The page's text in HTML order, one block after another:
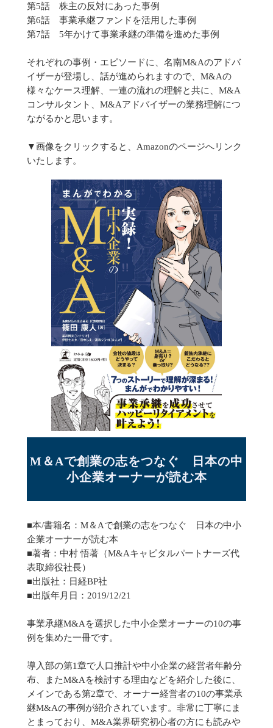
第5話 株主の反対にあった事例
第6話 事業承継ファンドを活用した事例
第7話 5年かけて事業承継の準備を進めた事例
それぞれの事例・エピソードに、名南M&Aのアドバ
イザーが登場し、話が進められますので、M&Aの
様々なケース理解、一連の流れの理解と共に、M&A
コンサルタント、M&Aアドバイザーの業務理解につ
ながるかと思います。
▼画像をクリックすると、Amazonのページへリンク
いたします。
M＆Aで創業の志をつなぐ　日本の中
小企業オーナーが読む本
■本/書籍名：M＆Aで創業の志をつなぐ 日本の中小
企業オーナーが読む本
■著者：中村 悟著（M&Aキャピタルパートナーズ代
表取締役社長）
■出版社：日経BP社
■出版年月日：2019/12/21
事業承継M&Aを選択した中小企業オーナーの10の事
例を集めた一冊です。
導入部の第1章で人口推計や中小企業の経営者年齢分
布、またM&Aを検討する理由などを紹介した後に、
メインである第2章で、オーナー経営者の10の事業承
継M&Aの事例が紹介されています。非常に丁寧にま
とまっており、M&A業界研究初心者の方にも読みや